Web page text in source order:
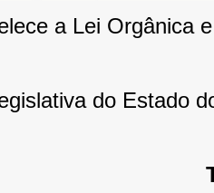
a Lei Orgânica
do Estado